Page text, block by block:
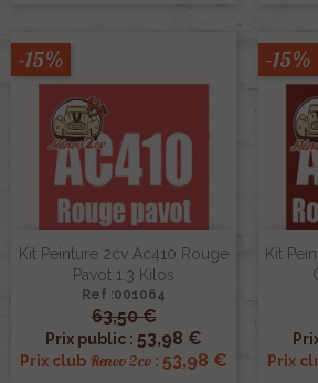
Kit Peinture 2cv Ac410 Rouge
Pavot 1.3 Kilos
Ref :001064
63,50 €
Prix public : 53,98 €
Prix club Renov 2cv : 53,98 €
-15%
Kit
Prix
-15%